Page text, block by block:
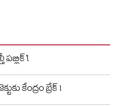
కేంద్రం బ్రేక్ !